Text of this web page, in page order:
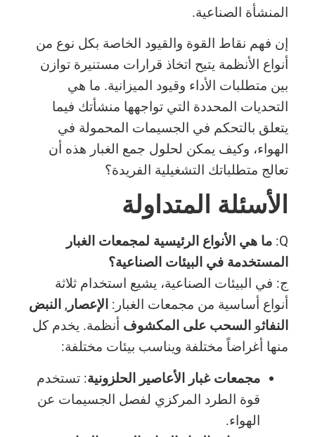
المنشأة الصناعية.
إن فهم نقاط القوة والقيود الخاصة بكل نوع من
أنواع الأنظمة يتيح اتخاذ قرارات مستنيرة توازن
بين متطلبات الأداء وقيود الميزانية. ما هي
التحديات المحددة التي تواجهها منشأتك فيما
يتعلق بالتحكم في الجسيمات المحمولة في
الهواء، وكيف يمكن لحلول جمع الغبار هذه أن
تعالج متطلباتك التشغيلية الفريدة؟
الأسئلة المتداولة
Q: ما هي الأنواع الرئيسية لمجمعات الغبار
المستخدمة في البيئات الصناعية؟
ج: في البيئات الصناعية، يشيع استخدام ثلاثة
أنواع أساسية من مجمعات الغبار: الإعصار , النبض
النفاثو السحب على المكشوف أنظمة. يخدم كل
منها أغراضاً مختلفة ويناسب بيئات مختلفة:
مجمعات غبار الأعاصير الحلزونية: تستخدم
قوة الطرد المركزي لفصل الجسيمات عن
الهواء.